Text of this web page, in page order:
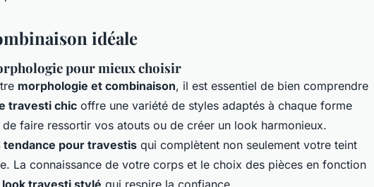
idéale
pour mieux choisir
morphologie et combinaison, il est essentiel de bien comprendre
travesti chic offre une variété de styles adaptés à chaque forme
faire ressortir vos atouts ou de créer un look harmonieux.
tendance pour travestis qui complètent non seulement votre teint
La connaissance de votre corps et le choix des pièces en fonction
look travesti stylé qui respire la confiance.